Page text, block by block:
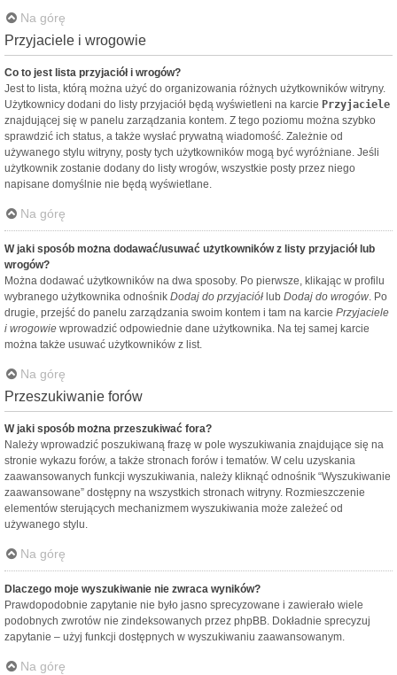
Na górę
Przyjaciele i wrogowie
Co to jest lista przyjaciół i wrogów?
Jest to lista, którą można użyć do organizowania różnych użytkowników witryny.
Użytkownicy dodani do listy przyjaciół będą wyświetleni na karcie Przyjaciele
znajdującej się w panelu zarządzania kontem. Z tego poziomu można szybko
sprawdzić ich status, a także wysłać prywatną wiadomość. Zależnie od
używanego stylu witryny, posty tych użytkowników mogą być wyróżniane. Jeśli
użytkownik zostanie dodany do listy wrogów, wszystkie posty przez niego
napisane domyślnie nie będą wyświetlane.
Na górę
W jaki sposób można dodawać/usuwać użytkowników z listy przyjaciół lub
wrogów?
Można dodawać użytkowników na dwa sposoby. Po pierwsze, klikając w profilu
wybranego użytkownika odnośnik Dodaj do przyjaciół lub Dodaj do wrogów. Po
drugie, przejść do panelu zarządzania swoim kontem i tam na karcie Przyjaciele
i wrogowie wprowadzić odpowiednie dane użytkownika. Na tej samej karcie
można także usuwać użytkowników z list.
Na górę
Przeszukiwanie forów
W jaki sposób można przeszukiwać fora?
Należy wprowadzić poszukiwaną frazę w pole wyszukiwania znajdujące się na
stronie wykazu forów, a także stronach forów i tematów. W celu uzyskania
zaawansowanych funkcji wyszukiwania, należy kliknąć odnośnik “Wyszukiwanie
zaawansowane” dostępny na wszystkich stronach witryny. Rozmieszczenie
elementów sterujących mechanizmem wyszukiwania może zależeć od
używanego stylu.
Na górę
Dlaczego moje wyszukiwanie nie zwraca wyników?
Prawdopodobnie zapytanie nie było jasno sprecyzowane i zawierało wiele
podobnych zwrotów nie zindeksowanych przez phpBB. Dokładnie sprecyzuj
zapytanie – użyj funkcji dostępnych w wyszukiwaniu zaawansowanym.
Na górę